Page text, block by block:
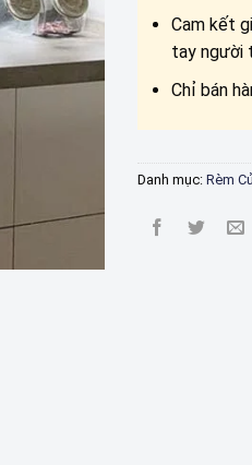
Cam kết
tay người
Chỉ bán
Danh mục: Rèm